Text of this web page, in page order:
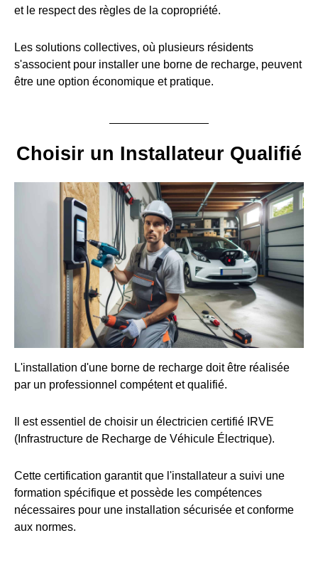
et le respect des règles de la copropriété.
Les solutions collectives, où plusieurs résidents
s'associent pour installer une borne de recharge, peuvent
être une option économique et pratique.
Choisir un Installateur Qualifié
L'installation d'une borne de recharge doit être réalisée
par un professionnel compétent et qualifié.
Il est essentiel de choisir un électricien certifié IRVE
(Infrastructure de Recharge de Véhicule Électrique).
Cette certification garantit que l'installateur a suivi une
formation spécifique et possède les compétences
nécessaires pour une installation sécurisée et conforme
aux normes.